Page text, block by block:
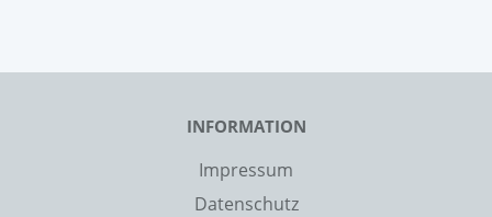
INFORMATION
Impressum
Datenschutz